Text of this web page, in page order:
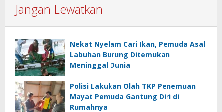
Jangan Lewatkan
Nekat Nyelam Cari Ikan, Pemuda Asal
Labuhan Burung Ditemukan
Meninggal Dunia
Polisi Lakukan Olah TKP Penemuan
Mayat Pemuda Gantung Diri di
Rumahnya